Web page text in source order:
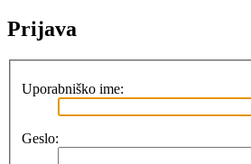
Prijava
Uporabniško ime:
Geslo: